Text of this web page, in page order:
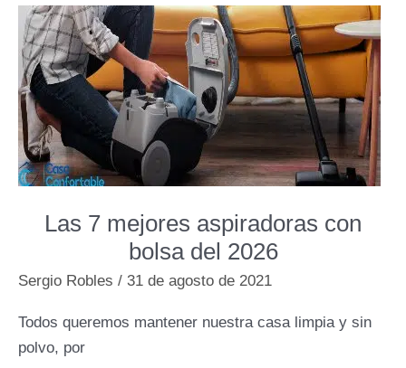
escoba
sin
cable
de
2026
Las 7 mejores aspiradoras con
bolsa del 2026
Sergio Robles / 31 de agosto de 2021
Todos queremos mantener nuestra casa limpia y sin
polvo, por